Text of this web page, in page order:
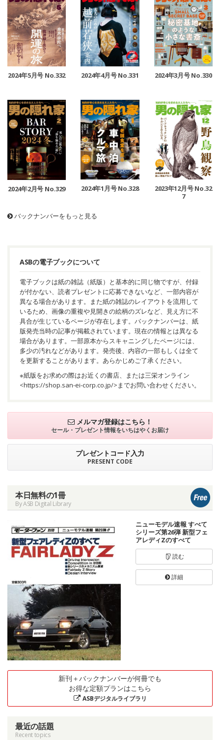
2024年5月号 No.332 2024年4月号 No.331 2024年3月号 No.330
2024年2月号 No.329 2024年1月号 No.328
2023年12月号 No.32
7
バックナンバーをもっと見る
ASBの電子ブックについて
電子ブックは紙の雑誌（紙版）と基本的に同じ物ですが、付録
が付かない、読者プレゼントに応募できないなど、一部内容が
異なる場合があります。また紙の雑誌のレイアウトを流用して
いるため、画像の重複や見開きの絵柄のズレなど、見え方に不
具合が生じているページが存在します。バックナンバーは、紙
版発売当時の記事が掲載されています。現在の情報とは異なる
場合があります。一部原本からスキャニングしたページには、
多少の汚れなどがあります。発売後、内容の一部もしくは全て
を更新することがあります。あらかじめご了承ください。
※紙版をお求めの際はお近くの書店、または三栄オンライン
<https://shop.san-ei-corp.co.jp/>までお問い合わせください。
メルマガ登録はこちら！
セール・プレゼント情報をいちはやくお届け
プレゼントコード入力
PRESENT CODE
本日無料の1冊
By ASB Digital Library
ニューモデル速報 すべて
シリーズ第26弾 新型フェ
アレディZのすべて
読む
詳細
新刊＋バックナンバーが何冊でも
お得な定額プランはこちら
ASBデジタルライブラリ
最近の話題
Recent topics